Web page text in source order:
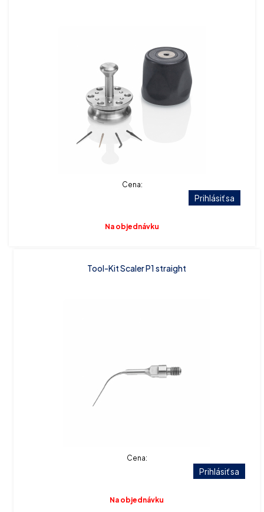
Cena:
Prihlásiť sa
Na objednávku
Tool-Kit Scaler P1 straight
Cena:
Prihlásiť sa
Na objednávku